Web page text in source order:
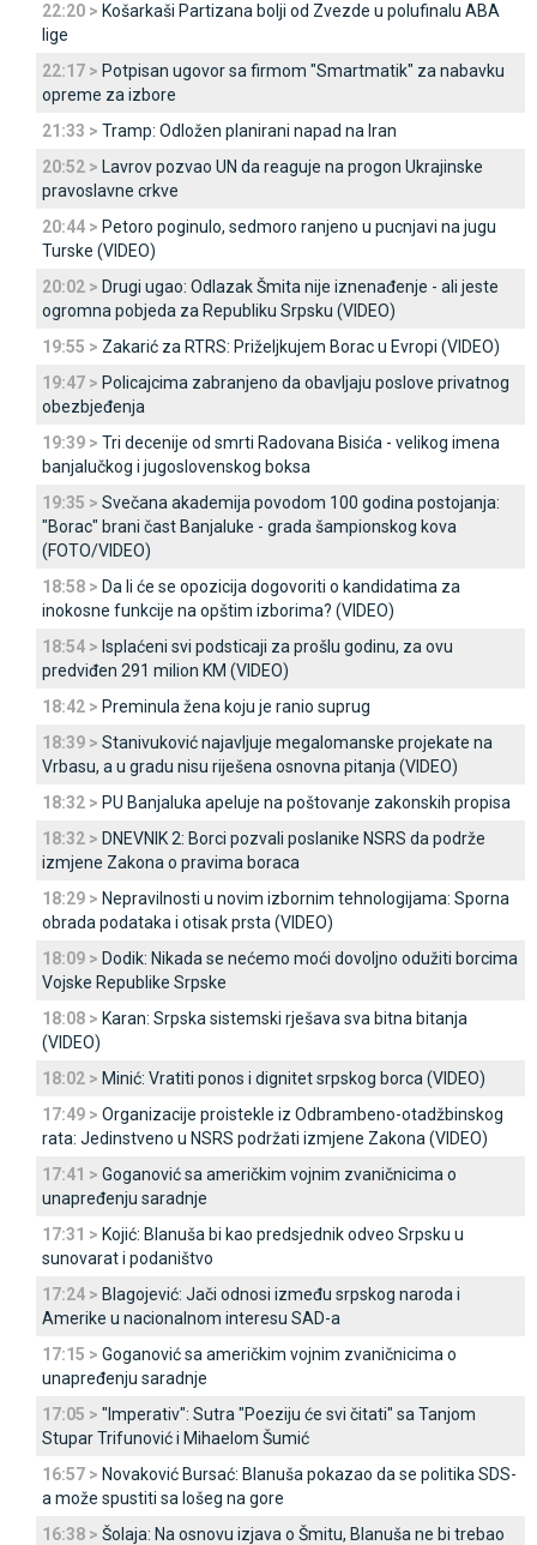
22:20 > Košarkaši Partizana bolji od Zvezde u polufinalu ABA
lige
22:17 > Potpisan ugovor sa firmom "Smartmatik" za nabavku
opreme za izbore
21:33 > Tramp: Odložen planirani napad na Iran
20:52 > Lavrov pozvao UN da reaguje na progon Ukrajinske
pravoslavne crkve
20:44 > Petoro poginulo, sedmoro ranjeno u pucnjavi na jugu
Turske (VIDEO)
20:02 > Drugi ugao: Odlazak Šmita nije iznenađenje - ali jeste
ogromna pobjeda za Republiku Srpsku (VIDEO)
19:55 > Zakarić za RTRS: Priželjkujem Borac u Evropi (VIDEO)
19:47 > Policajcima zabranjeno da obavljaju poslove privatnog
obezbjeđenja
19:39 > Tri decenije od smrti Radovana Bisića - velikog imena
banjalučkog i jugoslovenskog boksa
19:35 > Svečana akademija povodom 100 godina postojanja:
"Borac" brani čast Banjaluke - grada šampionskog kova
(FOTO/VIDEO)
18:58 > Da li će se opozicija dogovoriti o kandidatima za
inokosne funkcije na opštim izborima? (VIDEO)
18:54 > Isplaćeni svi podsticaji za prošlu godinu, za ovu
predviđen 291 milion KM (VIDEO)
18:42 > Preminula žena koju je ranio suprug
18:39 > Stanivuković najavljuje megalomanske projekate na
Vrbasu, a u gradu nisu riješena osnovna pitanja (VIDEO)
18:32 > PU Banjaluka apeluje na poštovanje zakonskih propisa
18:32 > DNEVNIK 2: Borci pozvali poslanike NSRS da podrže
izmjene Zakona o pravima boraca
18:29 > Nepravilnosti u novim izbornim tehnologijama: Sporna
obrada podataka i otisak prsta (VIDEO)
18:09 > Dodik: Nikada se nećemo moći dovoljno odužiti borcima
Vojske Republike Srpske
18:08 > Karan: Srpska sistemski rješava sva bitna bitanja
(VIDEO)
18:02 > Minić: Vratiti ponos i dignitet srpskog borca (VIDEO)
17:49 > Organizacije proistekle iz Odbrambeno-otadžbinskog
rata: Јedinstveno u NSRS podržati izmjene Zakona (VIDEO)
17:41 > Goganović sa američkim vojnim zvaničnicima o
unapređenju saradnje
17:31 > Kojić: Blanuša bi kao predsjednik odveo Srpsku u
sunovarat i podaništvo
17:24 > Blagojević: Јači odnosi između srpskog naroda i
Amerike u nacionalnom interesu SAD-a
17:15 > Goganović sa američkim vojnim zvaničnicima o
unapređenju saradnje
17:05 > "Imperativ": Sutra "Poeziju će svi čitati" sa Tanjom
Stupar Trifunović i Mihaelom Šumić
16:57 > Novaković Bursać: Blanuša pokazao da se politika SDS-
a može spustiti sa lošeg na gore
16:38 > Šolaja: Na osnovu izjava o Šmitu, Blanuša ne bi trebao